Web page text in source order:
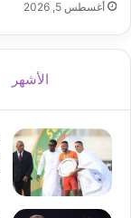
أغسطس 5, 2026
الأشهر